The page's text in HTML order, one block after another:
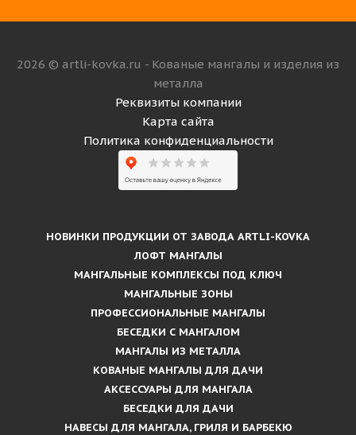
2026 © artli-kovka.ru - Кованые мангалы и изделия из
металла
Реквизиты компании
Карта сайта
Политика конфиденциальности
НОВИНКИ ПРОДУКЦИИ ОТ ЗАВОДА ARTLI-KOVKA
ЛОФТ МАНГАЛЫ
МАНГАЛЬНЫЕ КОМПЛЕКСЫ ПОД КЛЮЧ
МАНГАЛЬНЫЕ ЗОНЫ
ПРОФЕССИОНАЛЬНЫЕ МАНГАЛЫ
БЕСЕДКИ С МАНГАЛОМ
МАНГАЛЫ ИЗ МЕТАЛЛА
КОВАНЫЕ МАНГАЛЫ ДЛЯ ДАЧИ
АКСЕССУАРЫ ДЛЯ МАНГАЛА
БЕСЕДКИ ДЛЯ ДАЧИ
НАВЕСЫ ДЛЯ МАНГАЛА, ГРИЛЯ И БАРБЕКЮ